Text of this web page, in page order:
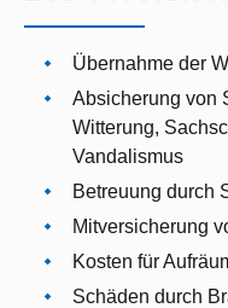
Übernahme der
Absicherung von
Witterung,
Vandalismus
Betreuung durch
Mit­ver­si­che­rung
Kosten für
Schäden durch